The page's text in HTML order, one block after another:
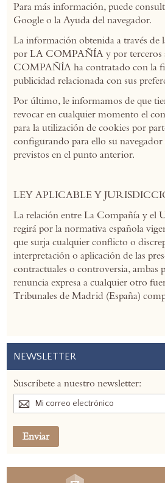
Para más información, puede
Google o la Ayuda del navegador.
La información obtenida a través de
por LA COMPAÑÍA y por terceros
COMPAÑÍA ha contratado con la
publicidad relacionada con sus
Por último, le informamos de que
revocar en cualquier momento el
para la utilización de cookies por
configurando para ello su
previstos en el punto anterior.
LEY APLICABLE Y
La relación entre La Compañía y el
regirá por la normativa española
que surja cualquier conflicto o
interpretación o aplicación de las
contractuales o controversia, ambas
renuncia expresa a cualquier otro
Tribunales de Madrid (España)
NEWSLETTER
Suscríbete a nuestro newsletter:
Enviar